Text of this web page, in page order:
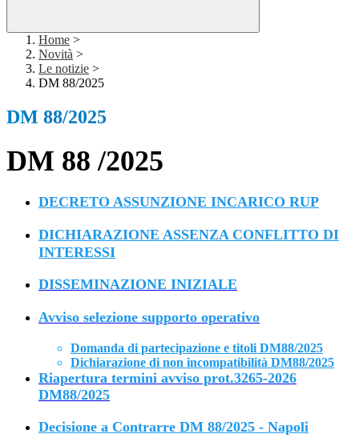
Home >
Novità >
Le notizie >
DM 88/2025
DM 88/2025
DM 88 /2025
DECRETO ASSUNZIONE INCARICO RUP
DICHIARAZIONE ASSENZA CONFLITTO DI
INTERESSI
DISSEMINAZIONE INIZIALE
Avviso selezione supporto operativo
Domanda di partecipazione e titoli DM88/2025
Dichiarazione di non incompatibilità DM88/2025
Riapertura termini avviso prot.3265-2026
DM88/2025
Decisione a Contrarre DM 88/2025 - Napoli